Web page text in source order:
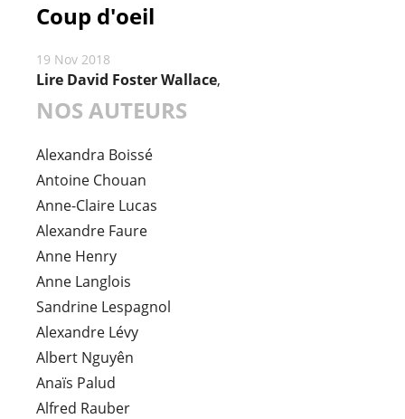
Coup d'oeil
19 Nov 2018
Lire David Foster Wallace,
NOS AUTEURS
Alexandra Boissé
Antoine Chouan
Anne-Claire Lucas
Alexandre Faure
Anne Henry
Anne Langlois
Sandrine Lespagnol
Alexandre Lévy
Albert Nguyên
Anaïs Palud
Alfred Rauber